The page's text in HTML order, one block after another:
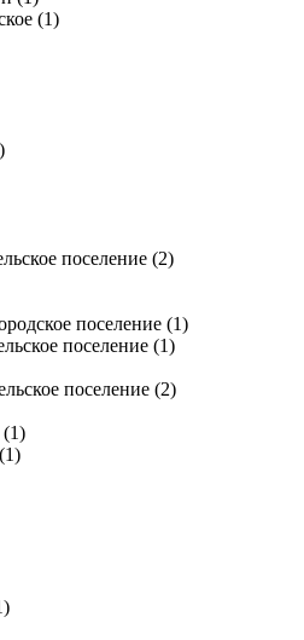
(1)
поселение (2)
поселение (1)
поселение (1)
поселение (2)
(1)